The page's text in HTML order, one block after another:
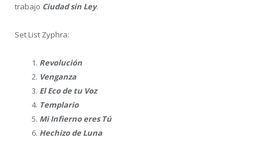
trabajo Ciudad sin Ley.
Set List Zyphra:
Revolución
Venganza
El Eco de tu Voz
Templario
Mi Infierno eres Tú
Hechizo de Luna